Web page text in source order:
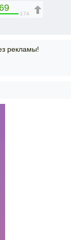
174
рекламы!